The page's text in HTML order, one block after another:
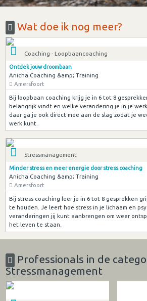
Wat doe ik nog meer?
Coaching - Loopbaancoaching
Ontdek jouw droombaan
Anicha Coaching &amp; Training
Amersfoort
Bij loopbaan coaching krijg je in 6 tot 8
belangrijk vindt en welke verandering je in je
daar ga je ook direct mee aan de slag zodat je
werk kunt.
Stressmanagement
Minder stress en meer energie door stress coaching
Anicha Coaching &amp; Training
Amersfoort
Bij stress coaching leer je in 6 tot 8 gesprekken
te houden. Je leert hoe stress in je lichaam en
veranderingen jij kunt aanbrengen om weer
het leven te staan.
Professionals in de
Stressmanagement